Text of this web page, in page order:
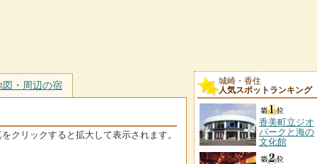
図・周辺の宿
クリックすると拡大して表示されます。
城崎・香住
人気スポットランキング
香美町立ジオ
パークと海の
文化館